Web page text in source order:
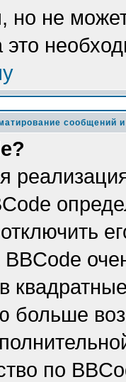
но не
это
сообщений
больше
по